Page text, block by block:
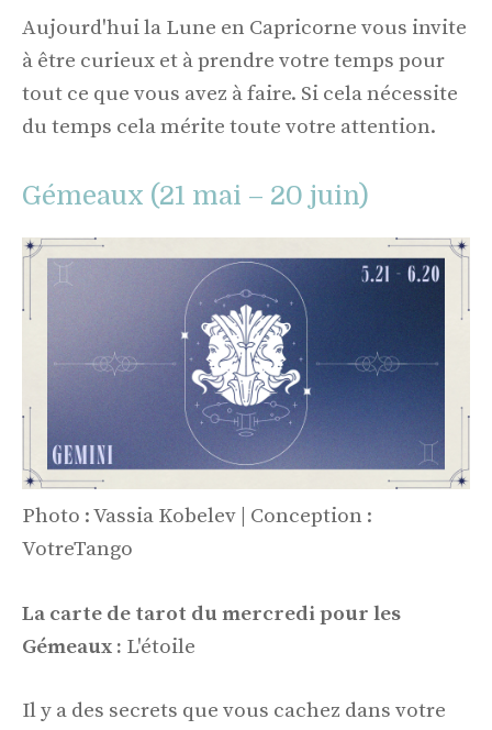
Aujourd'hui la Lune en Capricorne vous invite
à être curieux et à prendre votre temps pour
tout ce que vous avez à faire. Si cela nécessite
du temps cela mérite toute votre attention.
Gémeaux (21 mai – 20 juin)
Photo : Vassia Kobelev | Conception :
VotreTango
La carte de tarot du mercredi pour les
Gémeaux : L'étoile
Il y a des secrets que vous cachez dans votre